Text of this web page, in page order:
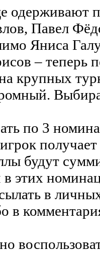
одерживают
Павел
Яниса
– теперь
крупных
по 3
будут
этих
в
в